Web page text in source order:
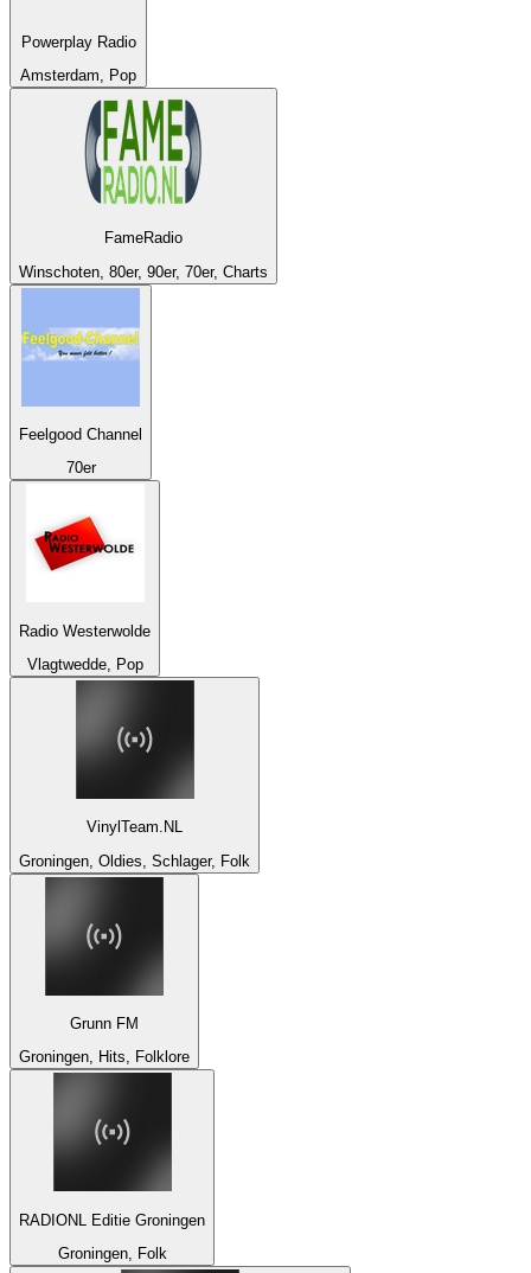
Powerplay Radio
Amsterdam, Pop
FameRadio
Winschoten, 80er, 90er, 70er, Charts
Feelgood Channel
70er
Radio Westerwolde
Vlagtwedde, Pop
VinylTeam.NL
Groningen, Oldies, Schlager, Folk
Grunn FM
Groningen, Hits, Folklore
RADIONL Editie Groningen
Groningen, Folk